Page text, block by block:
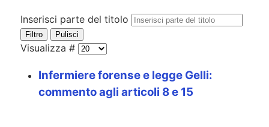
Inserisci parte del titolo
Filtro Pulisci
Visualizza #
Infermiere forense e legge Gelli:
commento agli articoli 8 e 15